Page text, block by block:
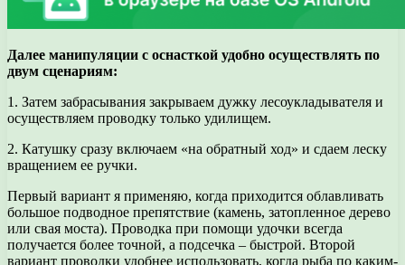
Далее манипуляции с оснасткой удобно осуществлять по
двум сценариям:
1. Затем забрасывания закрываем дужку лесоукладывателя и
осуществляем проводку только удилищем.
2. Катушку сразу включаем «на обратный ход» и сдаем леску
вращением ее ручки.
Первый вариант я применяю, когда приходится облавливать
большое подводное препятствие (камень, затопленное дерево
или свая моста). Проводка при помощи удочки всегда
получается более точной, а подсечка – быстрой. Второй
вариант проводки удобнее использовать, когда рыба по каким-